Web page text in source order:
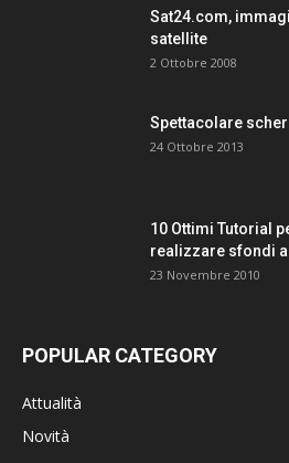
Sat24.com,
satellite
2 Ottobre 2008
Spettacolare
24 Ottobre 2013
10 Ottimi Tutorial
realizzare sfondi
23 Novembre 2010
POPULAR CATEGORY
Attualità
Novità